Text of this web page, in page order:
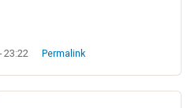
23:22 Permalink